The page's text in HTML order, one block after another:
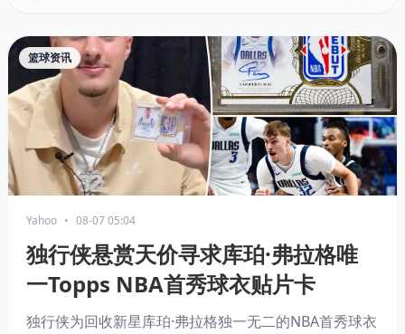
篮球资讯
Yahoo • 08-07 05:04
独行侠悬赏天价寻求库珀·弗拉格唯
一Topps NBA首秀球衣贴片卡
独行侠为回收新星库珀·弗拉格独一无二的NBA首秀球衣